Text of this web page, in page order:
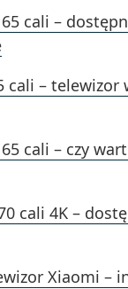
cali –
cali – telewizor
cali – czy
cali 4K –
Xiaomi –